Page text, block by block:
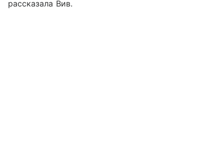
рассказала Вив.